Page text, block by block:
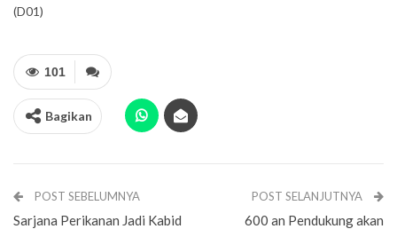
(D01)
101
Bagikan
POST SEBELUMNYA
Sarjana Perikanan Jadi Kabid
POST SELANJUTNYA
600 an Pendukung akan